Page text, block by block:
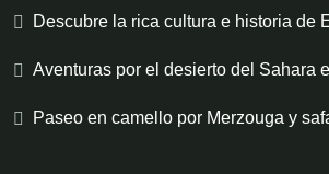
Descubre la rica cultura e historia de
Aventuras por el desierto del Sahara
Paseo en camello por Merzouga y